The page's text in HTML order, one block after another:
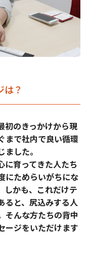
は？
初のきっかけから現
まで社内で良い循環
した。
に育ってきた人たち
にためらいがちにな
しかも、これだけテ
ると、尻込みする人
そんな方たちの背中
ージをいただけます